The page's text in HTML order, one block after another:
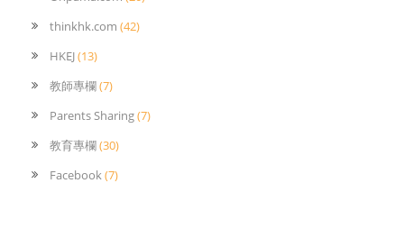
thinkhk.com (42)
HKEJ(13)
教師專欄(7)
Parents Sharing(7)
教育專欄(30)
Facebook(7)